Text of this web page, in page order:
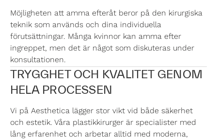
Möjligheten att amma efteråt beror på den kirurgiska
teknik som används och dina individuella
förutsättningar. Många kvinnor kan amma efter
ingreppet, men det är något som diskuteras under
konsultationen.
TRYGGHET OCH KVALITET GENOM
HELA PROCESSEN
Vi på Aesthetica lägger stor vikt vid både säkerhet
och estetik. Våra plastikkirurger är specialister med
lång erfarenhet och arbetar alltid med moderna,